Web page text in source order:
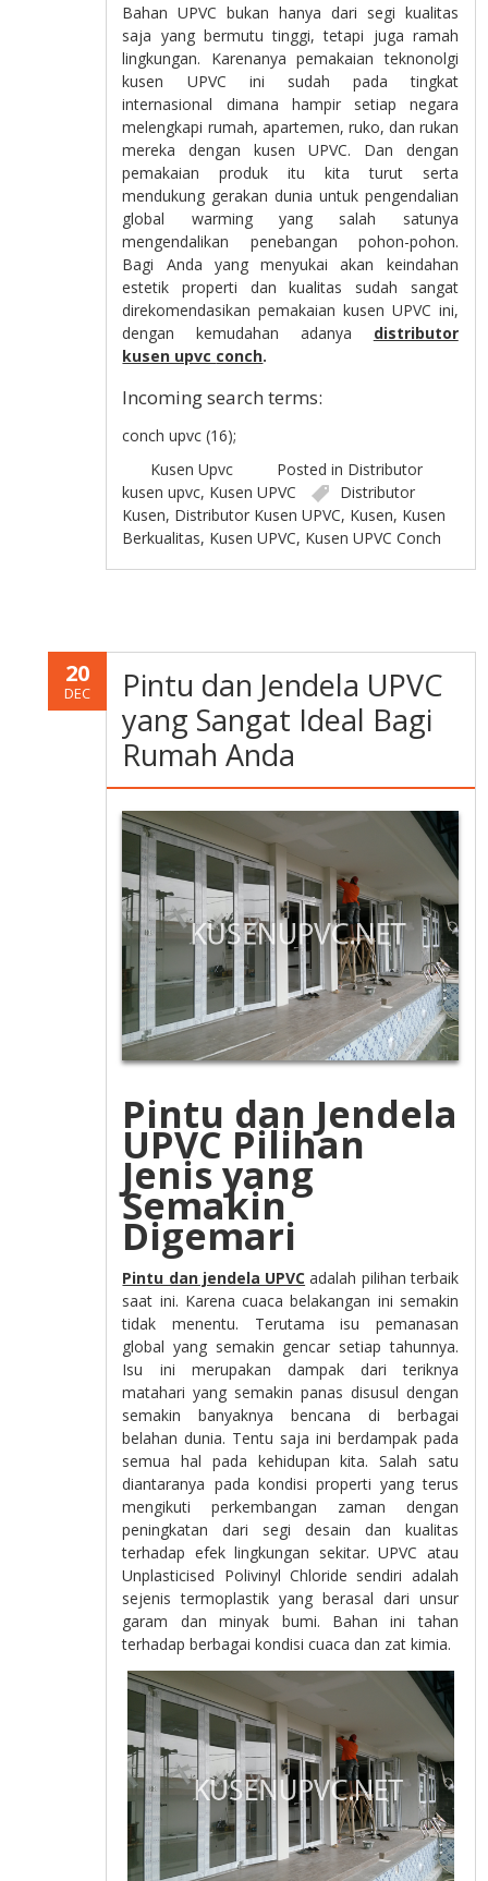
Bahan UPVC bukan hanya dari segi kualitas
saja yang bermutu tinggi, tetapi juga ramah
lingkungan. Karenanya pemakaian teknonolgi
kusen UPVC ini sudah pada tingkat
internasional dimana hampir setiap negara
melengkapi rumah, apartemen, ruko, dan rukan
mereka dengan kusen UPVC. Dan dengan
pemakaian produk itu kita turut serta
mendukung gerakan dunia untuk pengendalian
global warming yang salah satunya
mengendalikan penebangan pohon-pohon.
Bagi Anda yang menyukai akan keindahan
estetik properti dan kualitas sudah sangat
direkomendasikan pemakaian kusen UPVC ini,
dengan kemudahan adanya distributor
kusen upvc conch.
Incoming search terms:
conch upvc (16);
Kusen Upvc
Posted in Distributor
kusen upvc, Kusen UPVC
Distributor
Kusen, Distributor Kusen UPVC, Kusen, Kusen
Berkualitas, Kusen UPVC, Kusen UPVC Conch
20
DEC
Pintu dan Jendela UPVC
yang Sangat Ideal Bagi
Rumah Anda
Pintu dan Jendela
UPVC Pilihan
Jenis yang
Semakin
Digemari
Pintu dan jendela UPVC adalah pilihan terbaik
saat ini. Karena cuaca belakangan ini semakin
tidak menentu. Terutama isu pemanasan
global yang semakin gencar setiap tahunnya.
Isu ini merupakan dampak dari teriknya
matahari yang semakin panas disusul dengan
semakin banyaknya bencana di berbagai
belahan dunia. Tentu saja ini berdampak pada
semua hal pada kehidupan kita. Salah satu
diantaranya pada kondisi properti yang terus
mengikuti perkembangan zaman dengan
peningkatan dari segi desain dan kualitas
terhadap efek lingkungan sekitar. UPVC atau
Unplasticised Polivinyl Chloride sendiri adalah
sejenis termoplastik yang berasal dari unsur
garam dan minyak bumi. Bahan ini tahan
terhadap berbagai kondisi cuaca dan zat kimia.